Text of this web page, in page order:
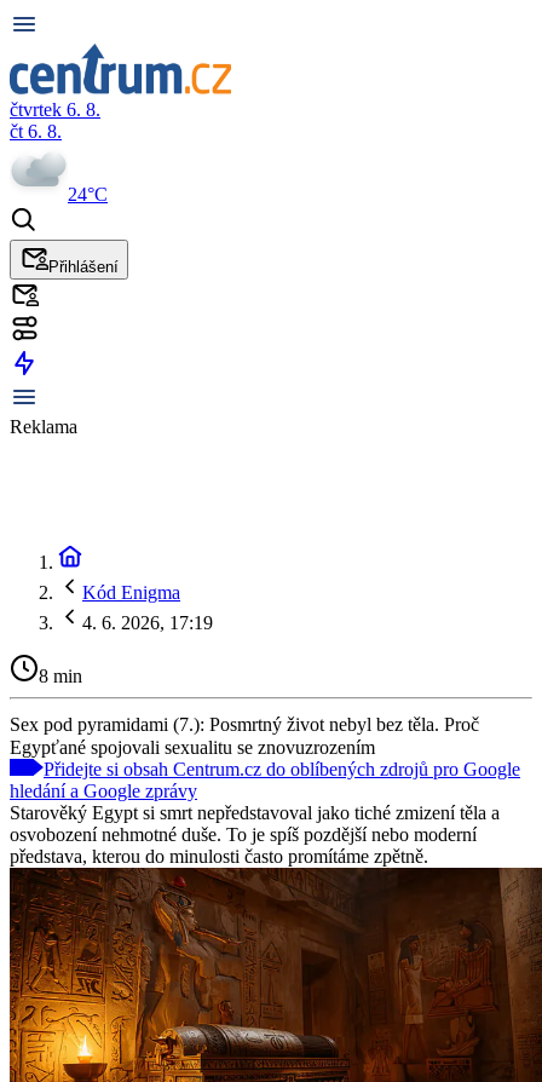
čtvrtek 6. 8.
čt 6. 8.
24°C
Přihlášení
Reklama
Kód Enigma
4. 6. 2026, 17:19
8 min
Sex pod pyramidami (7.): Posmrtný život nebyl bez těla. Proč
Egypťané spojovali sexualitu se znovuzrozením
Přidejte si obsah Centrum.cz do oblíbených zdrojů pro Google
hledání a Google zprávy
Starověký Egypt si smrt nepředstavoval jako tiché zmizení těla a
osvobození nehmotné duše. To je spíš pozdější nebo moderní
představa, kterou do minulosti často promítáme zpětně.